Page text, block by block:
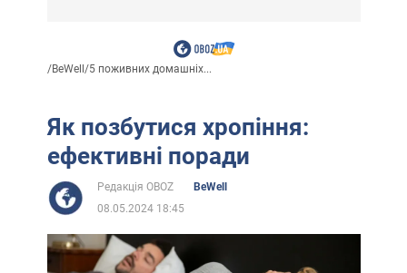
/BeWell /5 поживних домашніх...
Як позбутися хропіння:
ефективні поради
Редакція OBOZ
BeWell
08.05.2024 18:45